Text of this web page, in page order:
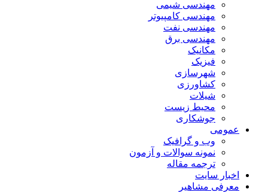
مهندسی شیمی
مهندسی کامپیوتر
مهندسی نفت
مهندسی برق
مکانیک
فیزیک
شهرسازی
کشاورزی
شیلات
محیط زیست
جوشکاری
عمومی
وب و گرافیک
نمونه سوالات و آزمون
ترجمه مقاله
اخبار سایت
معرفی مشاهیر